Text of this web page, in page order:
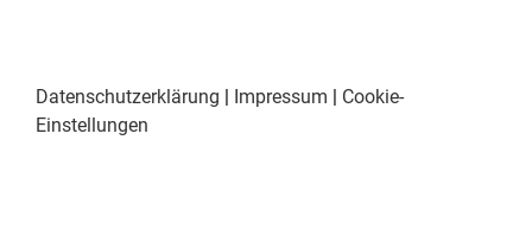
Datenschutzerklärung Impressum
Cookie-
Einstellungen